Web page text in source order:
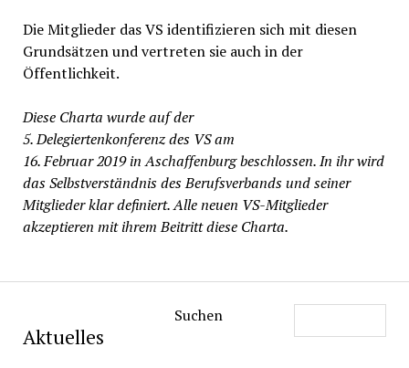
Die Mitglieder das VS identifizieren sich mit diesen
Grundsätzen und vertreten sie auch in der
Öffentlichkeit.
Diese Charta wurde auf der
5. Delegiertenkonferenz des VS am
16. Februar 2019 in Aschaffenburg beschlossen. In ihr wird
das Selbstverständnis des Berufsverbands und seiner
Mitglieder klar definiert. Alle neuen VS-Mitglieder
akzeptieren mit ihrem Beitritt diese Charta.
Suchen
Aktuelles